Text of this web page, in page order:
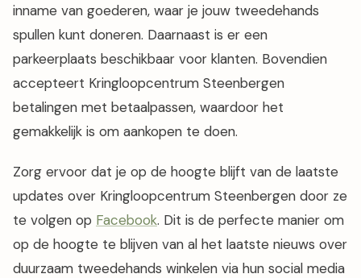
inname van goederen, waar je jouw tweedehands
spullen kunt doneren. Daarnaast is er een
parkeerplaats beschikbaar voor klanten. Bovendien
accepteert Kringloopcentrum Steenbergen
betalingen met betaalpassen, waardoor het
gemakkelijk is om aankopen te doen.
Zorg ervoor dat je op de hoogte blijft van de laatste
updates over Kringloopcentrum Steenbergen door ze
te volgen op Facebook. Dit is de perfecte manier om
op de hoogte te blijven van al het laatste nieuws over
duurzaam tweedehands winkelen via hun social media